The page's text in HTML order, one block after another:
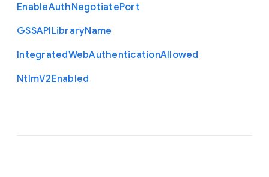
EnableAuthNegotiatePort
GSSAPILibraryName
IntegratedWebAuthenticationAllowed
NtlmV2Enabled